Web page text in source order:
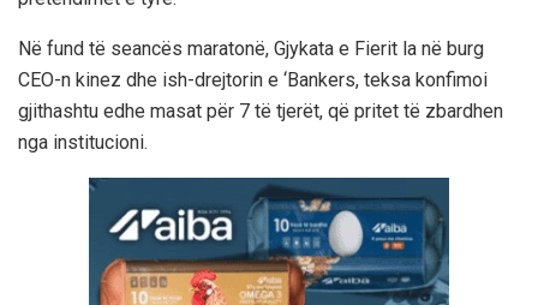
Në fund të seancës maratonë, Gjykata e Fierit la në burg
CEO-n kinez dhe ish-drejtorin e ‘Bankers, teksa konfimoi
gjithashtu edhe masat për 7 të tjerët, që pritet të zbardhen
nga institucioni.